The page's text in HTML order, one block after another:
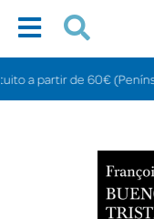
partir de 60€